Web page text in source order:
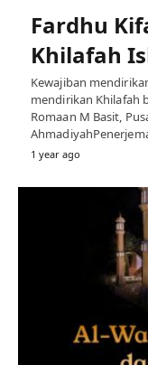
Fardhu
Khilafah
Kewajiban
mendirikan Khilafah
Romaan M Basit,
1 year ago